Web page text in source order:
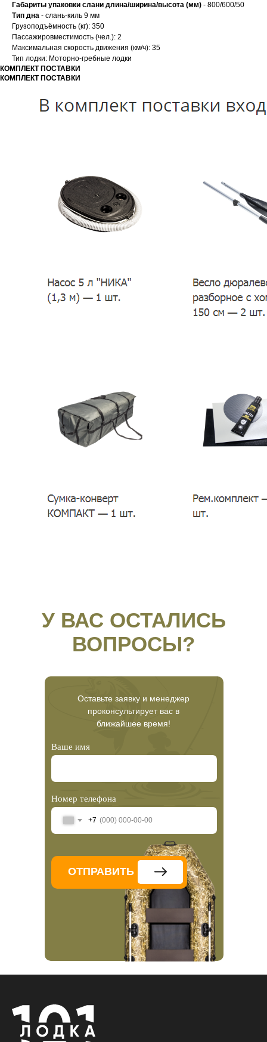
Габариты упаковки слани длина/ширина/высота (мм) - 800/600/50
Тип дна - слань-киль 9 мм
Грузоподъёмность (кг): 350
Пассажировместимость (чел.): 2
Максимальная скорость движения (км/ч): 35
Тип лодки: Моторно-гребные лодки
КОМПЛЕКТ ПОСТАВКИ
КОМПЛЕКТ ПОСТАВКИ
У ВАС ОСТАЛИСЬ
ВОПРОСЫ?
Оставьте заявку и менеджер
проконсультирует вас в
ближайшее время!
ОТПРАВИТЬ
Ваше имя
Номер телефона
+7